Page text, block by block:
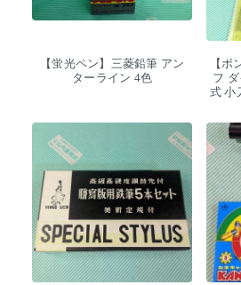
【蛍光ペン】三菱鉛筆 アン
ターライン 4色
【ボ
フ
式 小